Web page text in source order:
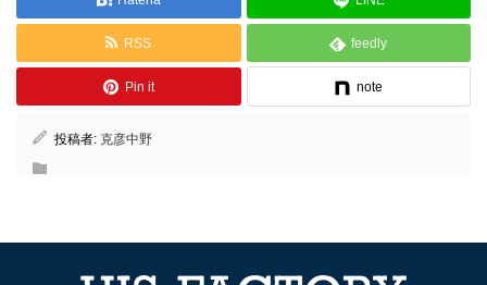
RSS feedly
Pin it note
投稿者: 克彦中野